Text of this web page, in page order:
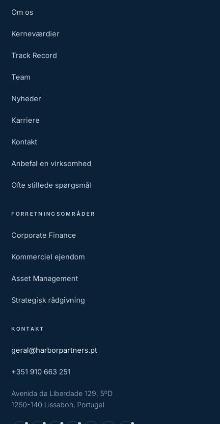
Om os
Kerneværdier
Track Record
Team
Nyheder
Karriere
Kontakt
Anbefal en virksomhed
Ofte stillede spørgsmål
FORRETNINGSOMRÅDER
Corporate Finance
Kommerciel ejendom
Asset Management
Strategisk rådgivning
KONTAKT
geral@harborpartners.pt
+351 910 663 251
Avenida da Liberdade 129, 5ºD
1250-140 Lissabon, Portugal